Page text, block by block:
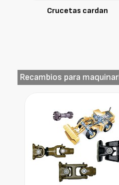
Crucetas cardan
Recambios para